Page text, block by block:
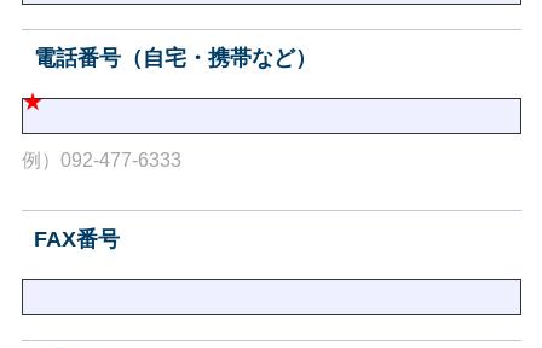
電話番号（自宅・携帯など）
例）092-477-6333
FAX番号